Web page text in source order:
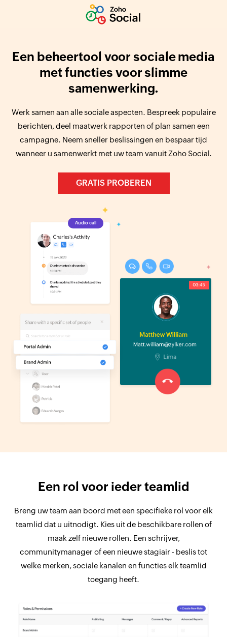
Een beheertool voor sociale media
met functies voor slimme
samenwerking.
Werk samen aan alle sociale aspecten. Bespreek populaire
berichten, deel maatwerk rapporten of plan samen een
campagne. Neem sneller beslissingen en bespaar tijd
wanneer u samenwerkt met uw team vanuit Zoho Social.
GRATIS PROBEREN
Een rol voor ieder teamlid
Breng uw team aan boord met een specifieke rol voor elk
teamlid dat u uitnodigt. Kies uit de beschikbare rollen of
maak zelf nieuwe rollen. Een schrijver,
communitymanager of een nieuwe stagiair - beslis tot
welke merken, sociale kanalen en functies elk teamlid
toegang heeft.